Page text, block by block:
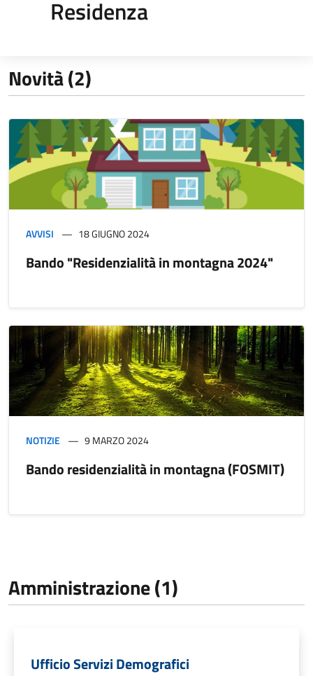
Residenza
Novità (2)
AVVISI 18 GIUGNO 2024
Bando "Residenzialità in montagna 2024"
NOTIZIE 9 MARZO 2024
Bando residenzialità in montagna (FOSMIT)
Amministrazione (1)
Ufficio Servizi Demografici